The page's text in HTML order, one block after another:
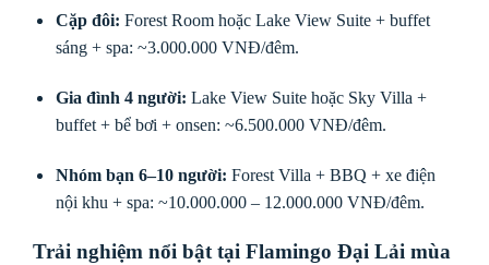
Cặp đôi: Forest Room hoặc Lake View Suite + buffet
sáng + spa: ~3.000.000 VNĐ/đêm.
Gia đình 4 người: Lake View Suite hoặc Sky Villa +
buffet + bể bơi + onsen: ~6.500.000 VNĐ/đêm.
Nhóm bạn 6–10 người: Forest Villa + BBQ + xe điện
nội khu + spa: ~10.000.000 – 12.000.000 VNĐ/đêm.
Trải nghiệm nổi bật tại Flamingo Đại Lải mùa